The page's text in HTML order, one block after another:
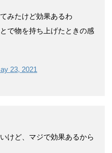
みたけど効果あるわ
で物を持ち上げたときの感
23, 2021
けど、マジで効果あるから